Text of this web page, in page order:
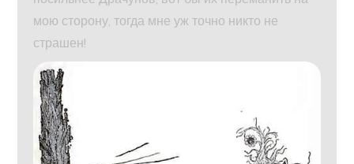
мою сторону, тогда мне уж точно никто не
страшен!